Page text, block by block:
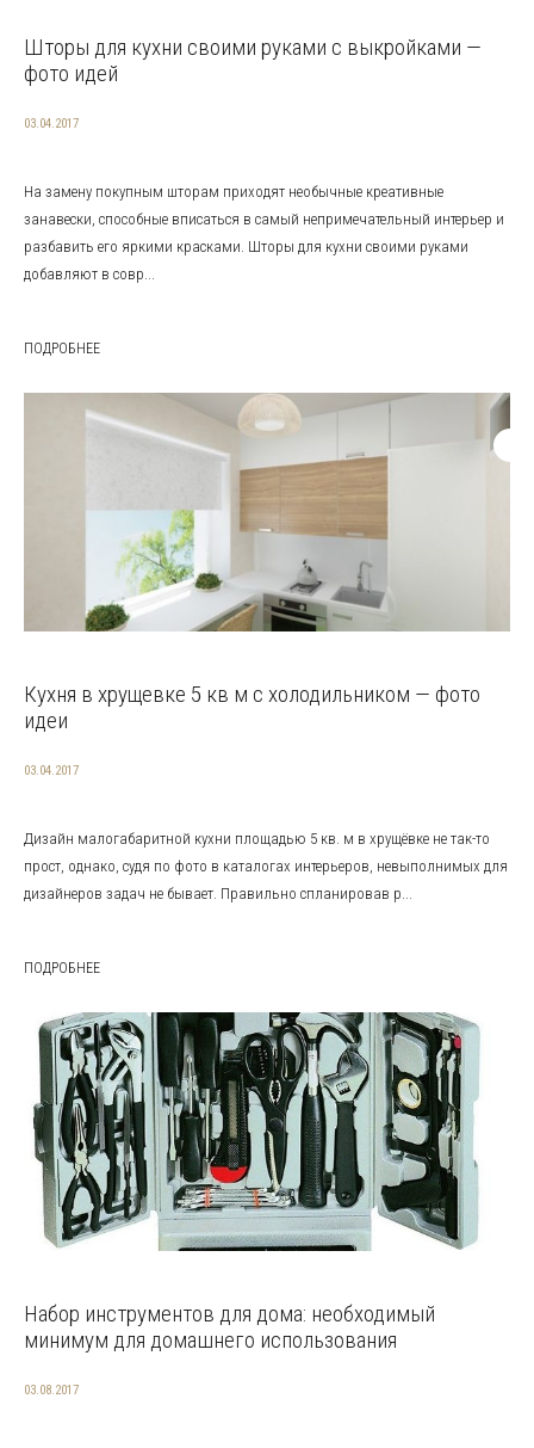
Шторы для кухни своими руками с выкройками —
фото идей
03.04.2017
На замену покупным шторам приходят необычные креативные
занавески, способные вписаться в самый непримечательный интерьер и
разбавить его яркими красками. Шторы для кухни своими руками
добавляют в совр...
ПОДРОБНЕЕ
Кухня в хрущевке 5 кв м с холодильником — фото
идеи
03.04.2017
Дизайн малогабаритной кухни площадью 5 кв. м в хрущёвке не так-то
прост, однако, судя по фото в каталогах интерьеров, невыполнимых для
дизайнеров задач не бывает. Правильно спланировав р...
ПОДРОБНЕЕ
Набор инструментов для дома: необходимый
минимум для домашнего использования
03.08.2017